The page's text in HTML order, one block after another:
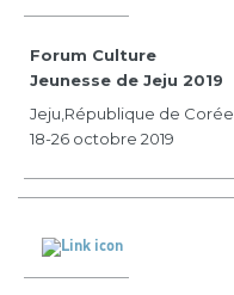
Forum Culture
Jeunesse de Jeju 2019
Jeju,République de Corée
18-26 octobre 2019